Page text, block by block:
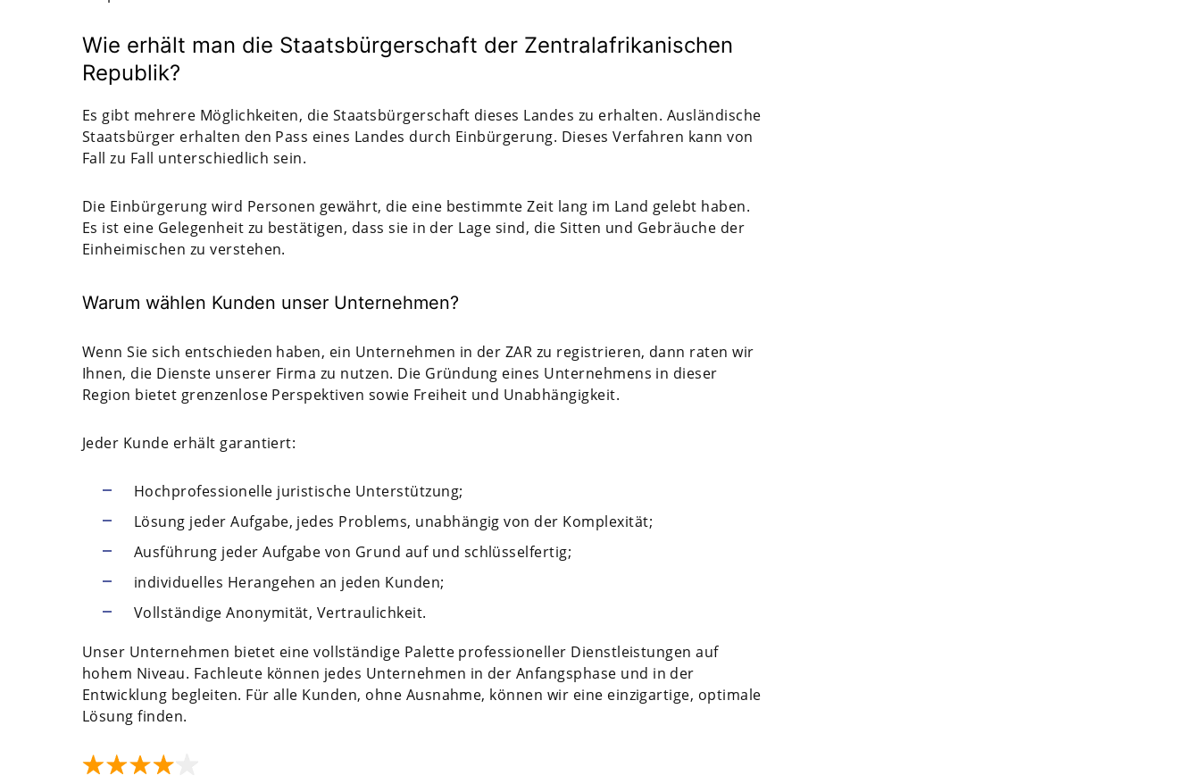
Wie erhält man die Staatsbürgerschaft der Zentralafrikanischen
Republik?
Es gibt mehrere Möglichkeiten, die Staatsbürgerschaft dieses Landes zu erhalten. Ausländische
Staatsbürger erhalten den Pass eines Landes durch Einbürgerung. Dieses Verfahren kann von
Fall zu Fall unterschiedlich sein.
Die Einbürgerung wird Personen gewährt, die eine bestimmte Zeit lang im Land gelebt haben.
Es ist eine Gelegenheit zu bestätigen, dass sie in der Lage sind, die Sitten und Gebräuche der
Einheimischen zu verstehen.
Warum wählen Kunden unser Unternehmen?
Wenn Sie sich entschieden haben, ein Unternehmen in der ZAR zu registrieren, dann raten wir
Ihnen, die Dienste unserer Firma zu nutzen. Die Gründung eines Unternehmens in dieser
Region bietet grenzenlose Perspektiven sowie Freiheit und Unabhängigkeit.
Jeder Kunde erhält garantiert:
Hochprofessionelle juristische Unterstützung;
Lösung jeder Aufgabe, jedes Problems, unabhängig von der Komplexität;
Ausführung jeder Aufgabe von Grund auf und schlüsselfertig;
individuelles Herangehen an jeden Kunden;
Vollständige Anonymität, Vertraulichkeit.
Unser Unternehmen bietet eine vollständige Palette professioneller Dienstleistungen auf
hohem Niveau. Fachleute können jedes Unternehmen in der Anfangsphase und in der
Entwicklung begleiten. Für alle Kunden, ohne Ausnahme, können wir eine einzigartige, optimale
Lösung finden.